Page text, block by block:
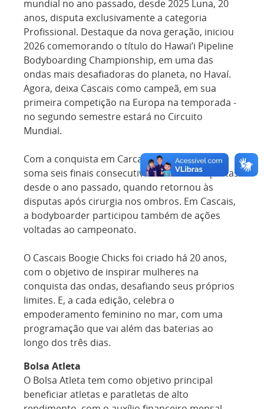
mundial no ano passado, desde 2025 Luna, 20
anos, disputa exclusivamente a categoria
Profissional. Destaque da nova geração, iniciou
2026 comemorando o título do Hawai’i Pipeline
Bodyboarding Championship, em uma das
ondas mais desafiadoras do planeta, no Havaí.
Agora, deixa Cascais como campeã, em sua
primeira competição na Europa na temporada -
no segundo semestre estará no Circuito
Mundial.
Com a conquista em Carcavelos, a capixaba
soma seis finais consecutivas e cinco conquistas
desde o ano passado, quando retornou às
disputas após cirurgia nos ombros. Em Cascais,
a bodyboarder participou também de ações
voltadas ao campeonato.
O Cascais Boogie Chicks foi criado há 20 anos,
com o objetivo de inspirar mulheres na
conquista das ondas, desafiando seus próprios
limites. E, a cada edição, celebra o
empoderamento feminino no mar, com uma
programação que vai além das baterias ao
longo dos três dias.
Bolsa Atleta
O Bolsa Atleta tem como objetivo principal
beneficiar atletas e paratletas de alto